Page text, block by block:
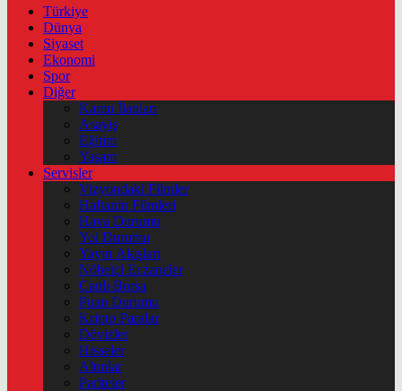
Türkiye
Dünya
Siyaset
Ekonomi
Spor
Diğer
Kamu İlanları
Asayiş
Eğitim
Yaşam
Servisler
Vizyondaki Filmler
Haftanin Filmleri
Hava Durumu
Yol Durumu
Yayın Akışları
Nöbetçi Eczaneler
Canlı Borsa
Puan Durumu
Kripto Paralar
Dövizler
Hisseler
Altınlar
Pariteler